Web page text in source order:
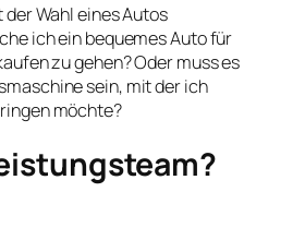
Wahl eines Autos
ich ein bequemes Auto für
zu gehen? Oder muss es
sein, mit der ich
möchte?